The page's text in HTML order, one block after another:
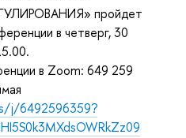
пройдет
в четверг, 30
в Zoom: 649 259
j/6492596359?